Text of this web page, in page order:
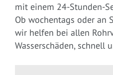
mit einem 24-Stunden-
Ob wochentags oder an
wir helfen bei allen
Wasserschäden, schnell